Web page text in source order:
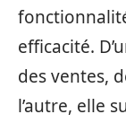
efficacité.
des ventes,
l’autre, elle